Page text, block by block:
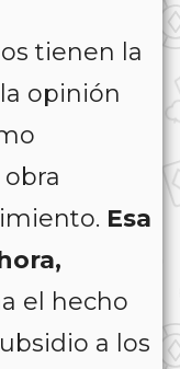
tienen la
opinión
Esa
el hecho
a los